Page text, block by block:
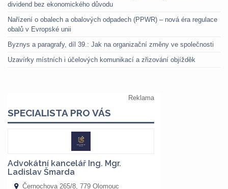
dividend bez ekonomického důvodu
Nařízení o obalech a obalových odpadech (PPWR) – nová éra regulace
obalů v Evropské unii
Byznys a paragrafy, díl 39.: Jak na organizační změny ve společnosti
Uzavírky místních i účelových komunikací a zřizování objížděk